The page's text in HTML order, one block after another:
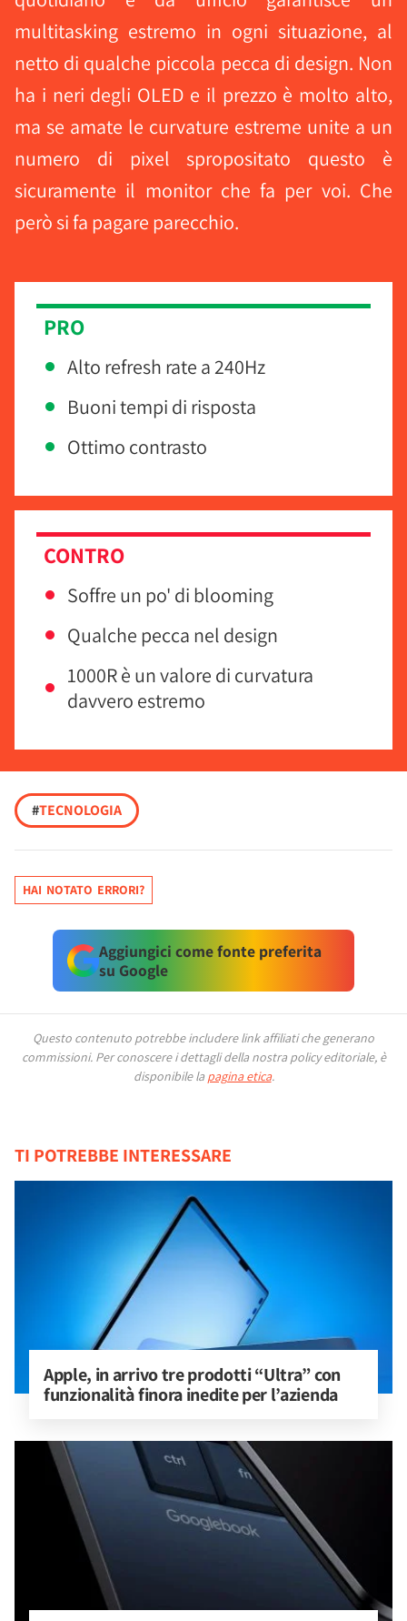
multitasking estremo in ogni situazione, al
netto di qualche piccola pecca di design. Non
ha i neri degli OLED e il prezzo è molto alto,
ma se amate le curvature estreme unite a un
numero di pixel spropositato questo è
sicuramente il monitor che fa per voi. Che
però si fa pagare parecchio.
PRO
Alto refresh rate a 240Hz
Buoni tempi di risposta
Ottimo contrasto
CONTRO
Soffre un po' di blooming
Qualche pecca nel design
1000R è un valore di curvatura
davvero estremo
#TECNOLOGIA
HAI NOTATO ERRORI?
Aggiungici come fonte preferita
su Google
Questo contenuto potrebbe includere link affiliati che generano
commissioni. Per conoscere i dettagli della nostra policy editoriale, è
disponibile la pagina etica.
TI POTREBBE INTERESSARE
Apple, in arrivo tre prodotti “Ultra” con
funzionalità finora inedite per l’azienda